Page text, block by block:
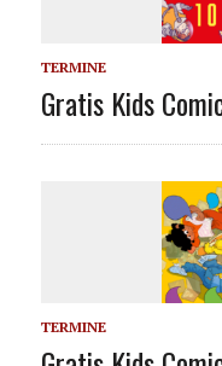
TERMINE
Gratis Kids
TERMINE